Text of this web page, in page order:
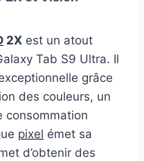
2X est un atout
Tab S9 Ultra. Il
grâce
des couleurs, un
consommation
pixel émet sa
d’obtenir des